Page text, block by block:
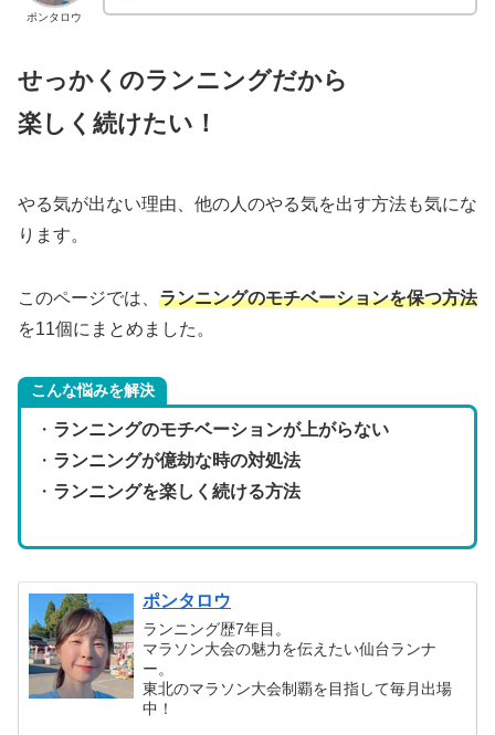
ポンタロウ
せっかくのランニングだから
楽しく続けたい！
やる気が出ない理由、他の人のやる気を出す方法も気にな
ります。
このページでは、 ランニングのモチベーションを保つ方法
を11個にまとめました。
こんな悩みを解決
・ ランニングのモチベーションが上がらない
・ ランニングが億劫な時の対処法
・ ランニングを楽しく続ける方法
ポンタロウ
ランニング歴7年目。
マラソン大会の魅力を伝えたい仙台ランナ
ー。
東北のマラソン大会制覇を目指して毎月出場
中！